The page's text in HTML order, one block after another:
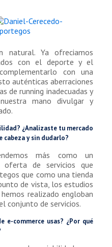
natural. Ya ofreciamos
con el deporte y el
con una
auténticas aberraciones
de running inadecuadas y
mano divulgar y
¿Analizaste tu mercado
cabeza y sin dudarlo?
más como un
de servicios que
que como una tienda
de vista, los estudios
realizado engloban
conjunto de servicios.
e-commerce usas? ¿Por qué